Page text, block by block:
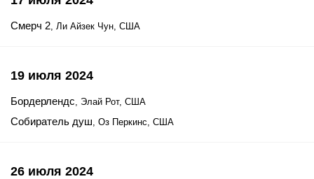
Смерч 2, Ли Айзек Чун, США
19 июля 2024
Бордерлендс, Элай Рот, США
Собиратель душ, Оз Перкинс, США
26 июля 2024